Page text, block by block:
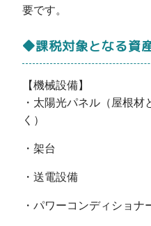
要です。
◆課税対象となる資
【機械設備】
・太陽光パネル（屋根
く）
・架台
・送電設備
・パワーコンディショナ